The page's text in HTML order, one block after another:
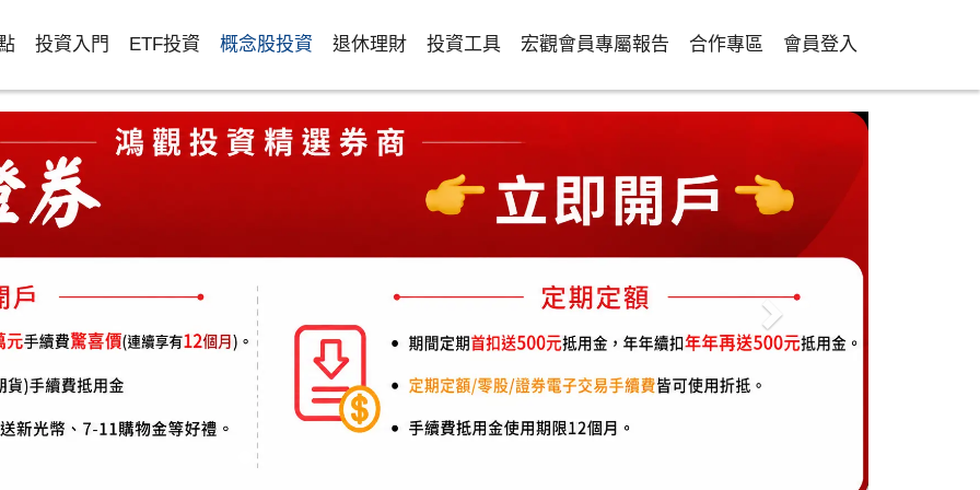
投資入門 ETF投資 概念股投資 退休理財 投資工具 宏觀會員專屬報告 合作專區 會員登入